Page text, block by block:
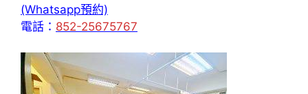
(Whatsapp預約)
電話： 852-25675767